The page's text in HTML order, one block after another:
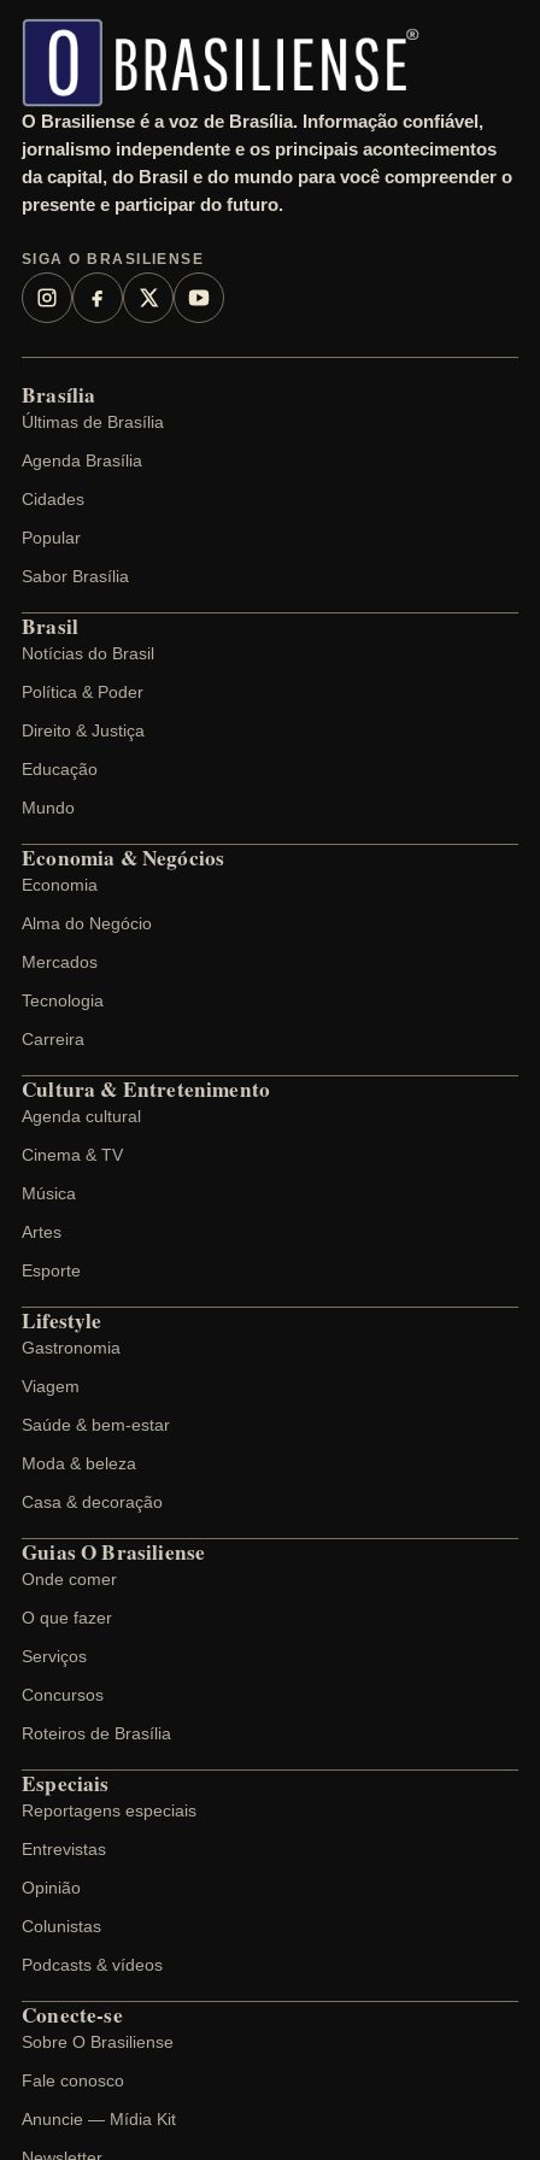
O Brasiliense é a voz de Brasília. Informação confiável,
jornalismo independente e os principais acontecimentos
da capital, do Brasil e do mundo para você compreender o
presente e participar do futuro.
SIGA O BRASILIENSE
Brasília
Últimas de Brasília
Agenda Brasília
Cidades
Popular
Sabor Brasília
Brasil
Notícias do Brasil
Política & Poder
Direito & Justiça
Educação
Mundo
Economia & Negócios
Economia
Alma do Negócio
Mercados
Tecnologia
Carreira
Cultura & Entretenimento
Agenda cultural
Cinema & TV
Música
Artes
Esporte
Lifestyle
Gastronomia
Viagem
Saúde & bem-estar
Moda & beleza
Casa & decoração
Guias O Brasiliense
Onde comer
O que fazer
Serviços
Concursos
Roteiros de Brasília
Especiais
Reportagens especiais
Entrevistas
Opinião
Colunistas
Podcasts & vídeos
Conecte-se
Sobre O Brasiliense
Fale conosco
Anuncie — Mídia Kit